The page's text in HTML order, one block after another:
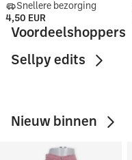
Snellere bezorging
4,50 EUR
Voordeelshoppers
Onder €5
Sellpy edits
Laatste kans!
Nieuw binnen